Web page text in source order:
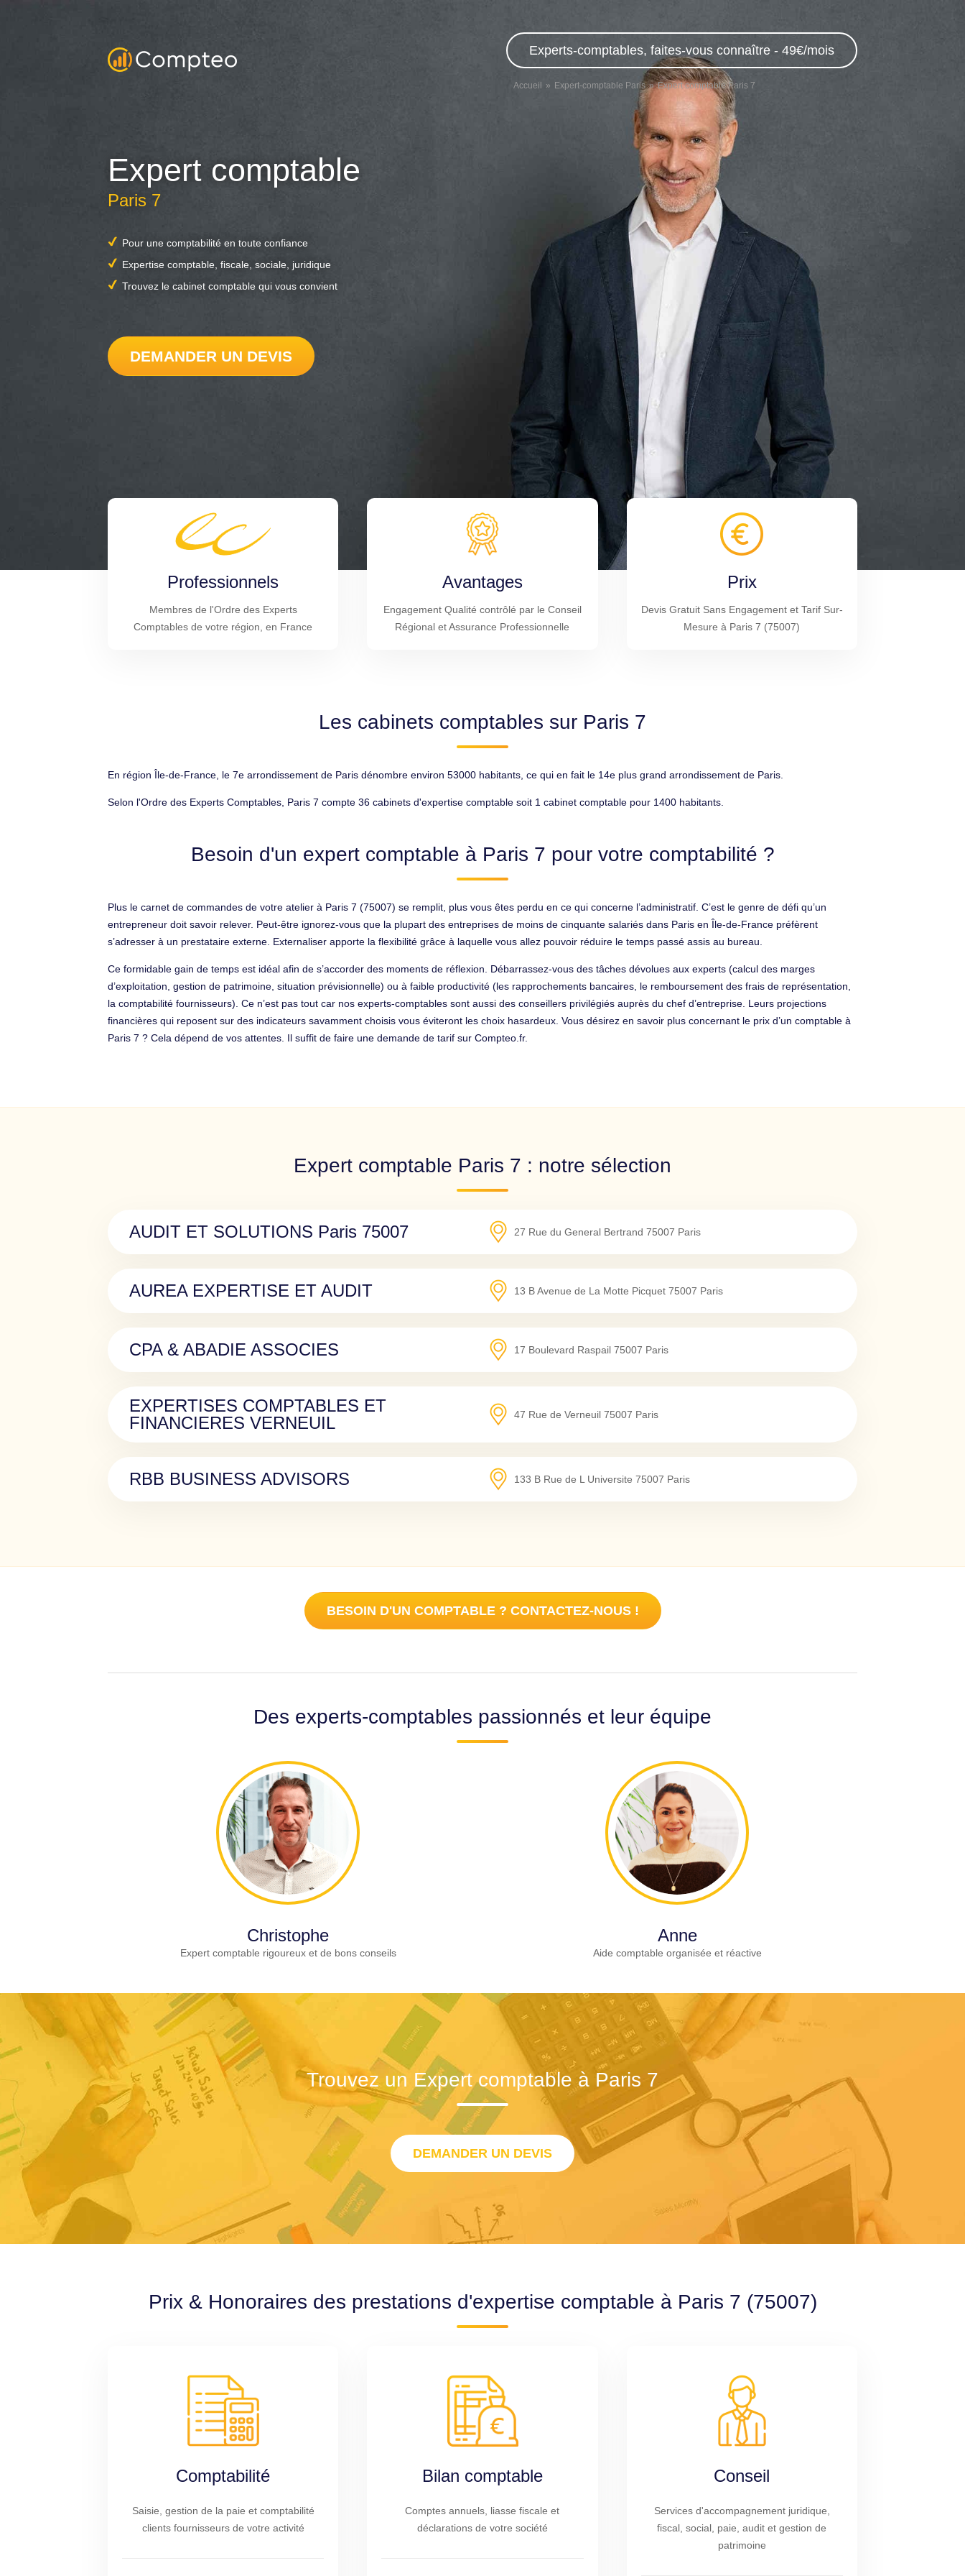
Experts-comptables, faites-vous connaître - 49€/mois
Accueil Expert-comptable Paris Expert comptable Paris 7
Expert comptable
Paris 7
Pour une comptabilité en toute confiance
Expertise comptable, fiscale, sociale, juridique
Trouvez le cabinet comptable qui vous convient
DEMANDER UN DEVIS
Professionnels
Membres de l'Ordre des Experts
Comptables de votre région, en France
Avantages
Engagement Qualité contrôlé par le Conseil
Régional et Assurance Professionnelle
Prix
Devis Gratuit Sans Engagement et Tarif Sur-
Mesure à Paris 7 (75007)
Les cabinets comptables sur Paris 7
En région Île-de-France, le 7e arrondissement de Paris dénombre environ 53000 habitants, ce qui en fait le 14e plus grand arrondissement de Paris.
Selon l'Ordre des Experts Comptables, Paris 7 compte 36 cabinets d'expertise comptable soit 1 cabinet comptable pour 1400 habitants.
Besoin d'un expert comptable à Paris 7 pour votre comptabilité ?
Plus le carnet de commandes de votre atelier à Paris 7 (75007) se remplit, plus vous êtes perdu en ce qui concerne l’administratif. C’est le genre de défi qu’un
entrepreneur doit savoir relever. Peut-être ignorez-vous que la plupart des entreprises de moins de cinquante salariés dans Paris en Île-de-France préfèrent
s’adresser à un prestataire externe. Externaliser apporte la flexibilité grâce à laquelle vous allez pouvoir réduire le temps passé assis au bureau.
Ce formidable gain de temps est idéal afin de s’accorder des moments de réflexion. Débarrassez-vous des tâches dévolues aux experts (calcul des marges
d’exploitation, gestion de patrimoine, situation prévisionnelle) ou à faible productivité (les rapprochements bancaires, le remboursement des frais de représentation,
la comptabilité fournisseurs). Ce n’est pas tout car nos experts-comptables sont aussi des conseillers privilégiés auprès du chef d’entreprise. Leurs projections
financières qui reposent sur des indicateurs savamment choisis vous éviteront les choix hasardeux. Vous désirez en savoir plus concernant le prix d’un comptable à
Paris 7 ? Cela dépend de vos attentes. Il suffit de faire une demande de tarif sur Compteo.fr.
Expert comptable Paris 7 : notre sélection
AUDIT ET SOLUTIONS Paris 75007 27 Rue du General Bertrand 75007 Paris
AUREA EXPERTISE ET AUDIT 13 B Avenue de La Motte Picquet 75007 Paris
CPA & ABADIE ASSOCIES 17 Boulevard Raspail 75007 Paris
EXPERTISES COMPTABLES ET
FINANCIERES VERNEUIL
47 Rue de Verneuil 75007 Paris
RBB BUSINESS ADVISORS 133 B Rue de L Universite 75007 Paris
BESOIN D'UN COMPTABLE ? CONTACTEZ-NOUS !
Des experts-comptables passionnés et leur équipe
Christophe
Expert comptable rigoureux et de bons conseils
Anne
Aide comptable organisée et réactive
Trouvez un Expert comptable à Paris 7
DEMANDER UN DEVIS
Prix & Honoraires des prestations d'expertise comptable à Paris 7 (75007)
Comptabilité
Saisie, gestion de la paie et comptabilité
clients fournisseurs de votre activité
Bilan comptable
Comptes annuels, liasse fiscale et
déclarations de votre société
Conseil
Services d'accompagnement juridique,
fiscal, social, paie, audit et gestion de
patrimoine